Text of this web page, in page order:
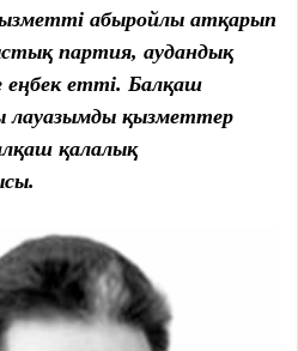
абыройлы атқарып
партия, аудандық
еңбек етті. Балқаш
лауазымды қызметтер
қалалық